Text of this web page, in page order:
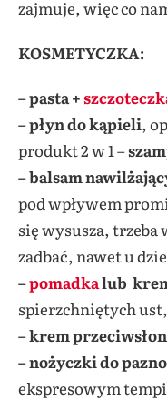
zajmuje, więc co
KOSMETYCZKA:
– pasta +
–płyn do kąpieli,
produkt 2 w 1 –
– balsam
pod wpływem
się wysusza,
zadbać, nawet u
–pomadkalub
spierzchniętych ust,
– krem
– nożyczki do
ekspresowym